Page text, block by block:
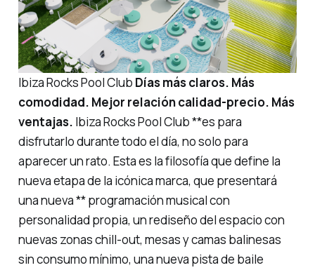
Ibiza Rocks Pool Club Días más claros. Más
comodidad. Mejor relación calidad-precio. Más
ventajas. Ibiza Rocks Pool Club **es para
disfrutarlo durante todo el día, no solo para
aparecer un rato. Esta es la filosofía que define la
nueva etapa de la icónica marca, que presentará
una nueva ** programación musical con
personalidad propia, un rediseño del espacio con
nuevas zonas chill-out, mesas y camas balinesas
sin consumo mínimo, una nueva pista de baile